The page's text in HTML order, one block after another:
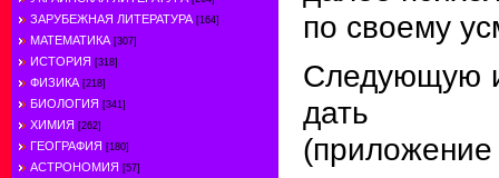
ЗАРУБЕЖНАЯ ЛИТЕРАТУРА [164]
МАТЕМАТИКА [307]
ИСТОРИЯ [318]
ФИЗИКА [218]
БИОЛОГИЯ [341]
ХИМИЯ [262]
ГЕОГРАФИЯ [180]
АСТРОНОМИЯ [57]
по своему
Следующую
дать